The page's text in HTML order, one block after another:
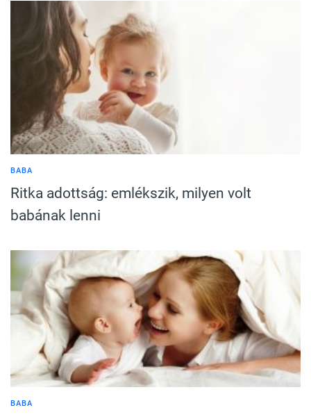
BABA
Ritka adottság: emlékszik, milyen volt
babának lenni
BABA